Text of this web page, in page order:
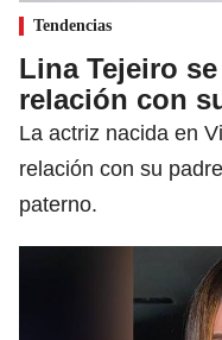
Tendencias
Lina Tejeiro
relación con
La actriz nacida en
relación con su
paterno.